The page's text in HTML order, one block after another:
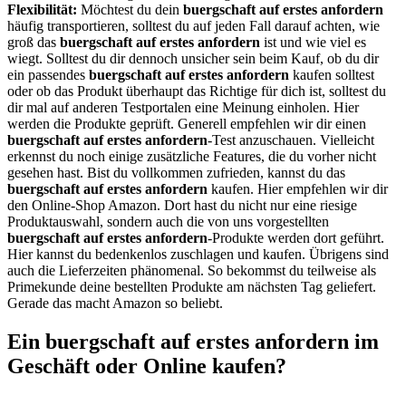
Flexibilität: Möchtest du dein buergschaft auf erstes anfordern
häufig transportieren, solltest du auf jeden Fall darauf achten, wie
groß das buergschaft auf erstes anfordern ist und wie viel es
wiegt. Solltest du dir dennoch unsicher sein beim Kauf, ob du dir
ein passendes buergschaft auf erstes anfordern kaufen solltest
oder ob das Produkt überhaupt das Richtige für dich ist, solltest du
dir mal auf anderen Testportalen eine Meinung einholen. Hier
werden die Produkte geprüft. Generell empfehlen wir dir einen
buergschaft auf erstes anfordern-Test anzuschauen. Vielleicht
erkennst du noch einige zusätzliche Features, die du vorher nicht
gesehen hast. Bist du vollkommen zufrieden, kannst du das
buergschaft auf erstes anfordern kaufen. Hier empfehlen wir dir
den Online-Shop Amazon. Dort hast du nicht nur eine riesige
Produktauswahl, sondern auch die von uns vorgestellten
buergschaft auf erstes anfordern-Produkte werden dort geführt.
Hier kannst du bedenkenlos zuschlagen und kaufen. Übrigens sind
auch die Lieferzeiten phänomenal. So bekommst du teilweise als
Primekunde deine bestellten Produkte am nächsten Tag geliefert.
Gerade das macht Amazon so beliebt.
Ein buergschaft auf erstes anfordern im
Geschäft oder Online kaufen?